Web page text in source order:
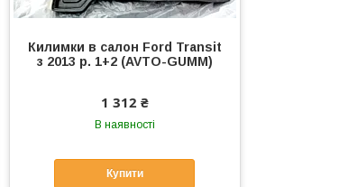
Килимки в салон Ford Transit
з 2013 р. 1+2 (AVTO-GUMM)
1 312 ₴
В наявності
Купити